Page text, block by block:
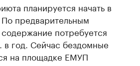
планируется начать в
предварительным
потребуется
год. Сейчас бездомные
на площадке ЕМУП